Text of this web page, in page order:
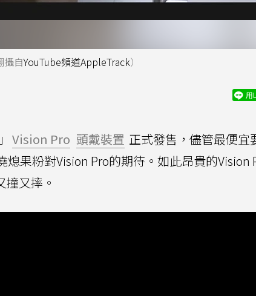
攝自YouTube頻道AppleTrack）
用
」 Vision Pro 頭戴裝置 正式發售，儘管最便宜
果粉對Vision Pro的期待。如此昂貴的Vision
撞又摔。